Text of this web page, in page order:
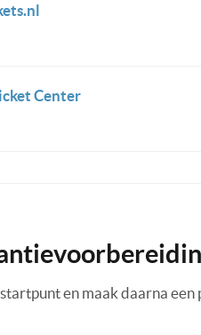
Center
en maak daarna